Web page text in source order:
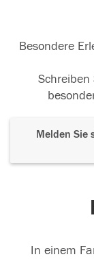
Besondere
Schreiben
Melden Sie
In einem